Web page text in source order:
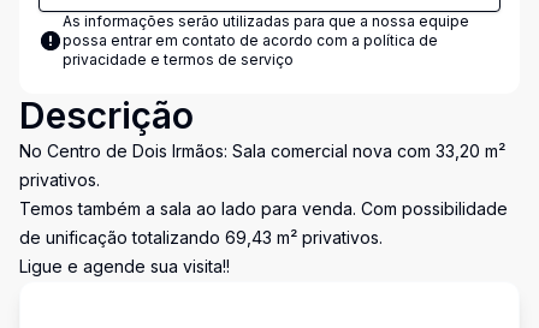
As informações serão utilizadas para que a nossa equipe
possa entrar em contato de acordo com a política de
privacidade e termos de serviço
Descrição
No Centro de Dois Irmãos: Sala comercial nova com 33,20 m²
privativos.
Temos também a sala ao lado para venda. Com possibilidade
de unificação totalizando 69,43 m² privativos.
Ligue e agende sua visita!!